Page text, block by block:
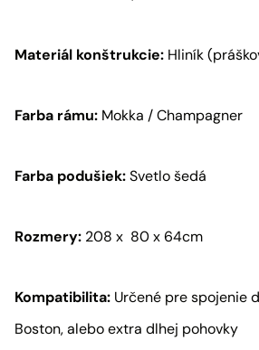
Materiál konštrukcie: Hliník
Farba rámu: Mokka / Champagner
Farba podušiek:Svetlo šedá
Rozmery: 208 x 80 x 64cm
Kompatibilita: Určené pre spojenie
Boston, alebo extra dlhej pohovky